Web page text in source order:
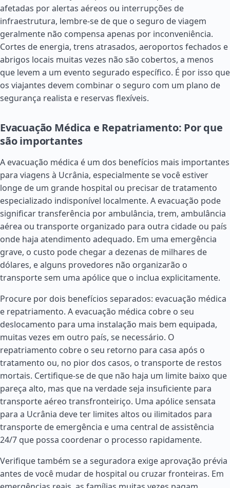
afetadas por alertas aéreos ou interrupções de
infraestrutura, lembre-se de que o seguro de viagem
geralmente não compensa apenas por inconveniência.
Cortes de energia, trens atrasados, aeroportos fechados e
abrigos locais muitas vezes não são cobertos, a menos
que levem a um evento segurado específico. É por isso que
os viajantes devem combinar o seguro com um plano de
segurança realista e reservas flexíveis.
Evacuação Médica e Repatriamento: Por que
são importantes
A evacuação médica é um dos benefícios mais importantes
para viagens à Ucrânia, especialmente se você estiver
longe de um grande hospital ou precisar de tratamento
especializado indisponível localmente. A evacuação pode
significar transferência por ambulância, trem, ambulância
aérea ou transporte organizado para outra cidade ou país
onde haja atendimento adequado. Em uma emergência
grave, o custo pode chegar a dezenas de milhares de
dólares, e alguns provedores não organizarão o
transporte sem uma apólice que o inclua explicitamente.
Procure por dois benefícios separados: evacuação médica
e repatriamento. A evacuação médica cobre o seu
deslocamento para uma instalação mais bem equipada,
muitas vezes em outro país, se necessário. O
repatriamento cobre o seu retorno para casa após o
tratamento ou, no pior dos casos, o transporte de restos
mortais. Certifique-se de que não haja um limite baixo que
pareça alto, mas que na verdade seja insuficiente para
transporte aéreo transfronteiriço. Uma apólice sensata
para a Ucrânia deve ter limites altos ou ilimitados para
transporte de emergência e uma central de assistência
24/7 que possa coordenar o processo rapidamente.
Verifique também se a seguradora exige aprovação prévia
antes de você mudar de hospital ou cruzar fronteiras. Em